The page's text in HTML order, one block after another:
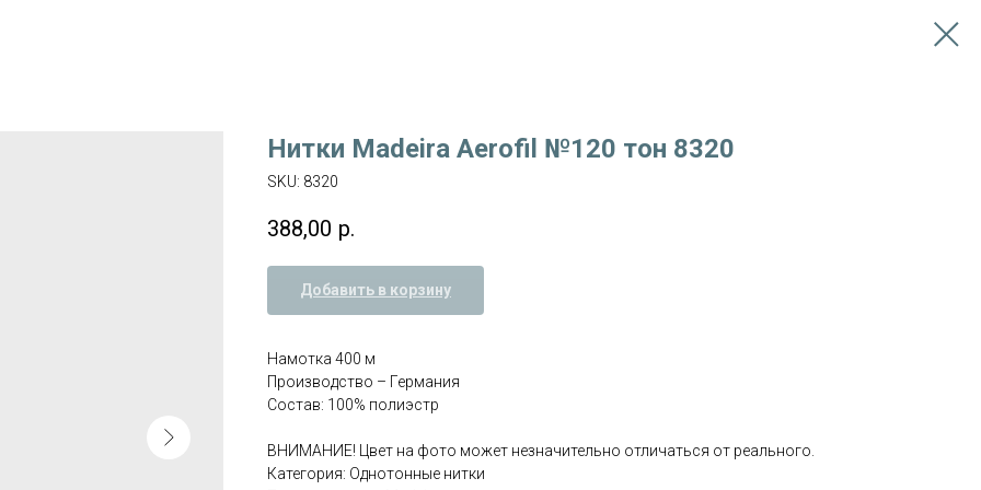
Нитки Madeira Aerofil №120 тон 8320
SKU: 8320
388,00 р.
Добавить в корзину
Намотка 400 м
Производство – Германия
Состав: 100% полиэстр
ВНИМАНИЕ! Цвет на фото может незначительно отличаться от реального.
Категория: Однотонные нитки